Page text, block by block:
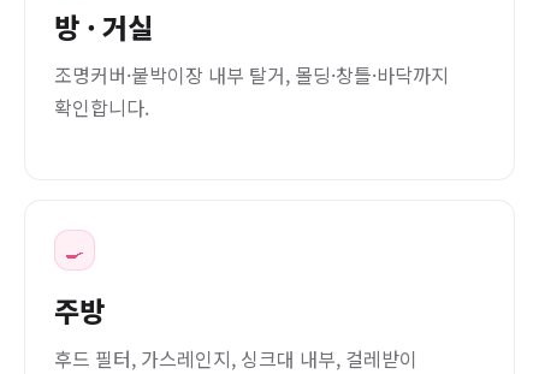
방 · 거실
조명커버·붙박이장 내부 탈거, 몰딩·창틀·바닥까지
확인합니다.
🍳
주방
후드 필터, 가스레인지, 싱크대 내부, 걸레받이